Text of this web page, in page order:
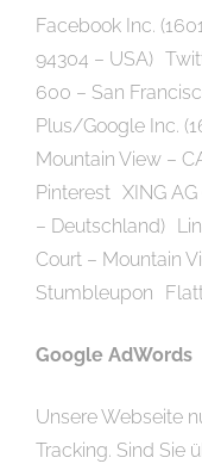
Facebook Inc.
94304 – USA)
600 – San
Plus/Google Inc.
Mountain View –
Pinterest XING
– Deutschland)
Court – Mountain
Stumbleupon
Google AdWords
Unsere Webseite
Tracking. Sind Sie